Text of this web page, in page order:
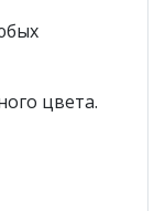
цвета.